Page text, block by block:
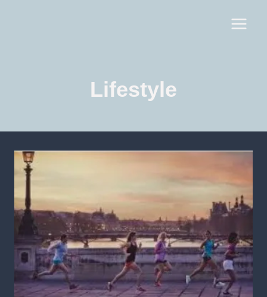
Lifestyle